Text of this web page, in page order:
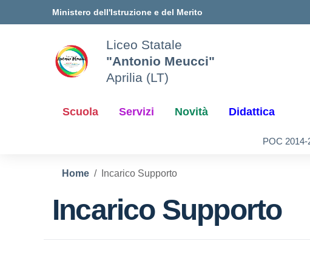
Vai ai contenuti
Vai al menu di navigazioneMinistero dell'Istruzione e del Merito
Liceo Statale
"Antonio Meucci"
Aprilia (LT)
Scuola Servizi Novità Didattica
POC 2014-
Home Incarico Supporto
Incarico Supporto